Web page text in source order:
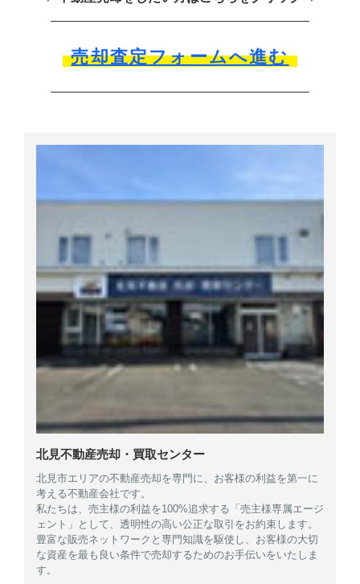
売却査定フォームへ進む
北見不動産売却・買取センター
北見市エリアの不動産売却を専門に、お客様の利益を第一に
考える不動産会社です。
私たちは、売主様の利益を100%追求する「売主様専属エージ
ェント」として、透明性の高い公正な取引をお約束します。
豊富な販売ネットワークと専門知識を駆使し、お客様の大切
な資産を最も良い条件で売却するためのお手伝いをいたしま
す。